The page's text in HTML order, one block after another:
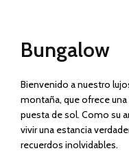
Bungalow
Bienvenido a nuestro
montaña, que ofrece
puesta de sol. Como su
vivir una estancia
recuerdos inolvidables.